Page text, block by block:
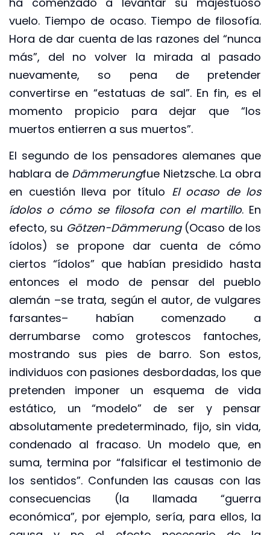
vuelo. Tiempo de ocaso. Tiempo de filosofía.
Hora de dar cuenta de las razones del “nunca
más”, del no volver la mirada al pasado
nuevamente, so pena de pretender
convertirse en “estatuas de sal”. En fin, es el
momento propicio para dejar que “los
muertos entierren a sus muertos”.
El segundo de los pensadores alemanes que
hablara de Dämmerungfue Nietzsche. La obra
en cuestión lleva por título El ocaso de los
ídolos o cómo se filosofa con el martillo. En
efecto, su Götzen-Dämmerung (Ocaso de los
ídolos) se propone dar cuenta de cómo
ciertos “ídolos” que habían presidido hasta
entonces el modo de pensar del pueblo
alemán –se trata, según el autor, de vulgares
farsantes– habían comenzado a
derrumbarse como grotescos fantoches,
mostrando sus pies de barro. Son estos,
individuos con pasiones desbordadas, los que
pretenden imponer un esquema de vida
estático, un “modelo” de ser y pensar
absolutamente predeterminado, fijo, sin vida,
condenado al fracaso. Un modelo que, en
suma, termina por “falsificar el testimonio de
los sentidos”. Confunden las causas con las
consecuencias (la llamada “guerra
económica”, por ejemplo, sería, para ellos, la